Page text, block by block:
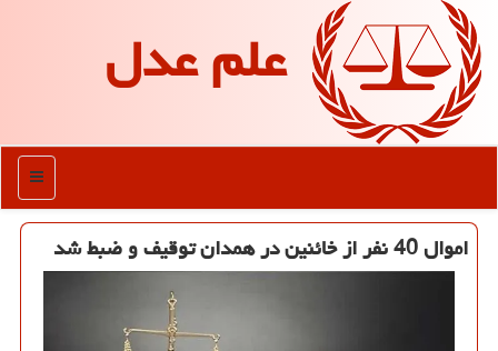
علم عدل
منو
اموال 40 نفر از خائنین در همدان توقیف و ضبط شد